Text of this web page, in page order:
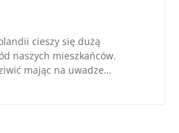
cieszy się dużą
naszych mieszkańców.
mając na uwadze…